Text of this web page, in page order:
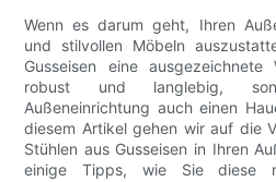
Wenn es darum geht, Ihren
und stilvollen Möbeln
Gusseisen eine
robust und langlebig,
Außeneinrichtung auch einen
diesem Artikel gehen wir auf die
Stühlen aus Gusseisen in Ihren
einige Tipps, wie Sie diese